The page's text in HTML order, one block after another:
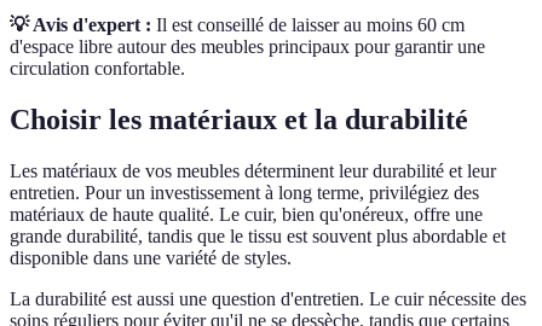
💡 Avis d'expert : Il est conseillé de laisser au moins 60 cm
d'espace libre autour des meubles principaux pour garantir une
circulation confortable.
Choisir les matériaux et la durabilité
Les matériaux de vos meubles déterminent leur durabilité et leur
entretien. Pour un investissement à long terme, privilégiez des
matériaux de haute qualité. Le cuir, bien qu'onéreux, offre une
grande durabilité, tandis que le tissu est souvent plus abordable et
disponible dans une variété de styles.
La durabilité est aussi une question d'entretien. Le cuir nécessite des
soins réguliers pour éviter qu'il ne se dessèche, tandis que certains